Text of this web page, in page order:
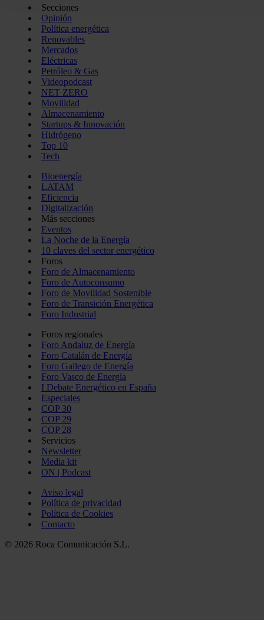
que haga del sitio web con nuestros partners de redes
pueden combinarla con otra información que les haya
del uso que haya hecho de sus servicios.
Secciones
Opinión
Política energética
Renovables
Mercados
Eléctricas
Petróleo & Gas
Videopodcast
NET ZERO
Movilidad
Almacenamiento
Startups & Innovación
Hidrógeno
Top 10
Tech
Bioenergía
LATAM
Eficiencia
Digitalización
Más secciones
Eventos
La Noche de la Energía
10 claves del sector energético
Foros
Foro de Almacenamiento
Foro de Autoconsumo
Foro de Movilidad Sostenible
Foro de Transición Energética
Foro Industrial
Foros regionales
Foro Andaluz de Energía
Foro Catalán de Energía
Foro Gallego de Energía
Foro Vasco de Energía
I Debate Energético en España
Especiales
COP 30
COP 29
COP 28
Servicios
Newsletter
Media kit
ON | Podcast
Aviso legal
Política de privacidad
Política de Cookies
Contacto
© 2026 Roca Comunicación S.L.